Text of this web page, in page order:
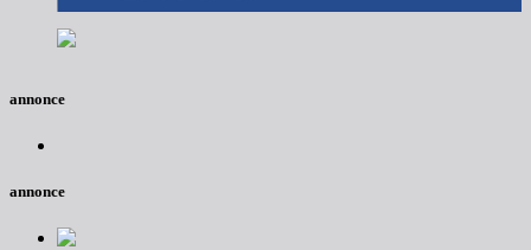
annonce
annonce